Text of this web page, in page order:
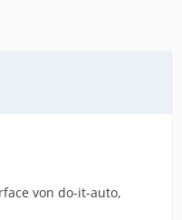
von do-it-auto,